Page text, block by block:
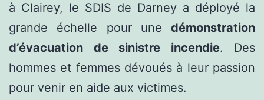
à Clairey, le SDIS de Darney a déployé la
grande échelle pour une démonstration
d’évacuation de sinistre incendie. Des
hommes et femmes dévoués à leur passion
pour venir en aide aux victimes.